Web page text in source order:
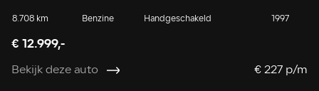
8.708 km Benzine Handgeschakeld 1997
€ 12.999,-
Bekijk deze auto € 227 p/m